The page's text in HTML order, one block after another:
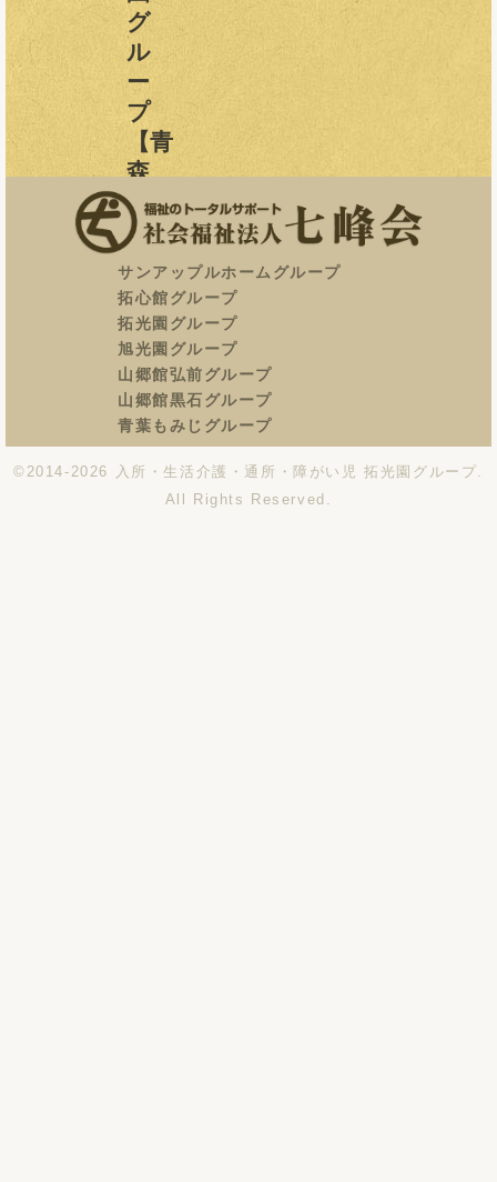
〒036-8302
青森県弘前市高杉尾上山350
TEL：0172-96-2331
FAX：0172-96-2332
サンアップルホームグループ
拓心館グループ
拓光園グループ
旭光園グループ
山郷館弘前グループ
山郷館黒石グループ
青葉もみじグループ
©2014-2026 入所・生活介護・通所・障がい児 拓光園グループ
All Rights Reserved.